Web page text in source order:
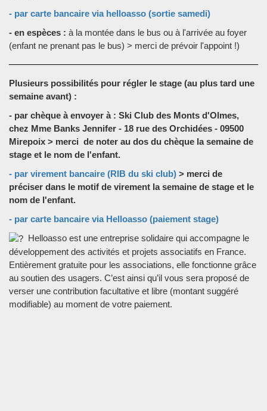
- par carte bancaire via helloasso (sortie samedi)
- en espèces : à la montée dans le bus ou à l'arrivée au foyer
(enfant ne prenant pas le bus) > merci de prévoir l'appoint !)
Plusieurs possibilités pour régler le stage (au plus tard une
semaine avant) :
- par chèque à envoyer à : Ski Club des Monts d'Olmes,
chez Mme Banks Jennifer - 18 rue des Orchidées - 09500
Mirepoix > merci de noter au dos du chèque la semaine de
stage et le nom de l'enfant.
- par virement bancaire (RIB du ski club) > merci de
préciser dans le motif de virement la semaine de stage et le
nom de l'enfant.
- par carte bancaire via Helloasso (paiement stage)
Helloasso est une entreprise solidaire qui accompagne le
développement des activités et projets associatifs en France.
Entièrement gratuite pour les associations, elle fonctionne grâce
au soutien des usagers. C’est ainsi qu’il vous sera proposé de
verser une contribution facultative et libre (montant suggéré
modifiable) au moment de votre paiement.